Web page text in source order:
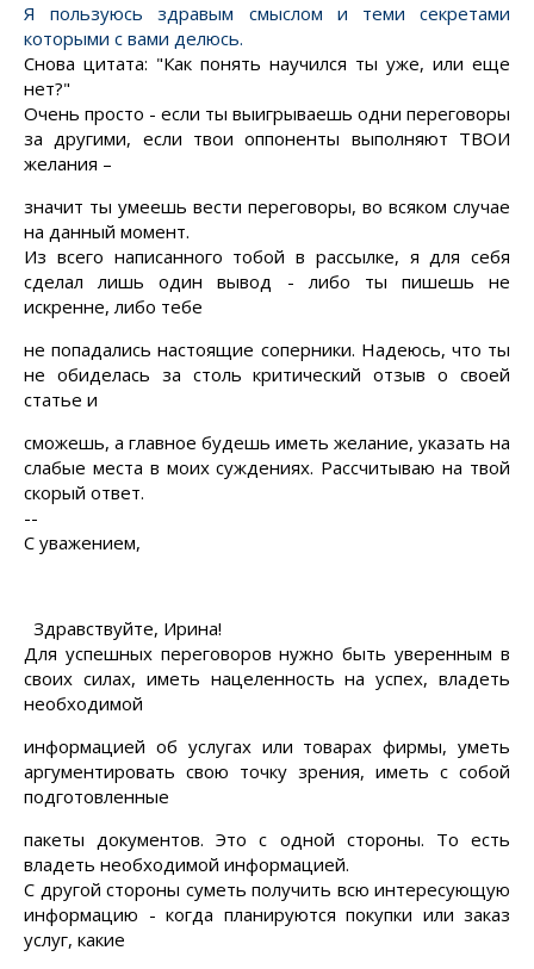
Я пользуюсь здравым смыслом и теми секретами
которыми с вами делюсь.
Снова цитата: "Как понять научился ты уже, или еще
нет?"
Очень просто - если ты выигрываешь одни переговоры
за другими, если твои оппоненты выполняют ТВОИ
желания –
значит ты умеешь вести переговоры, во всяком случае
на данный момент.
Из всего написанного тобой в рассылке, я для себя
сделал лишь один вывод - либо ты пишешь не
искренне, либо тебе
не попадались настоящие соперники. Надеюсь, что ты
не обиделась за столь критический отзыв о своей
статье и
сможешь, а главное будешь иметь желание, указать на
слабые места в моих суждениях. Рассчитываю на твой
скорый ответ.
--
С уважением,
Здравствуйте, Ирина!
Для успешных переговоров нужно быть уверенным в
своих силах, иметь нацеленность на успех, владеть
необходимой
информацией об услугах или товарах фирмы, уметь
аргументировать свою точку зрения, иметь с собой
подготовленные
пакеты документов. Это с одной стороны. То есть
владеть необходимой информацией.
С другой стороны суметь получить всю интересующую
информацию - когда планируются покупки или заказ
услуг, какие